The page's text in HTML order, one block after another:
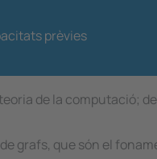
prèvies
de la computació;
que són el